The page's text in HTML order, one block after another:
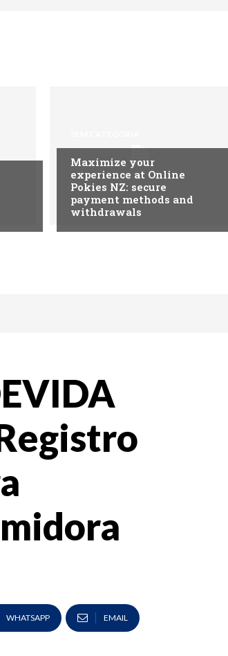
Maximize your
experience at Online
Pokies NZ: secure
payment methods and
withdrawals